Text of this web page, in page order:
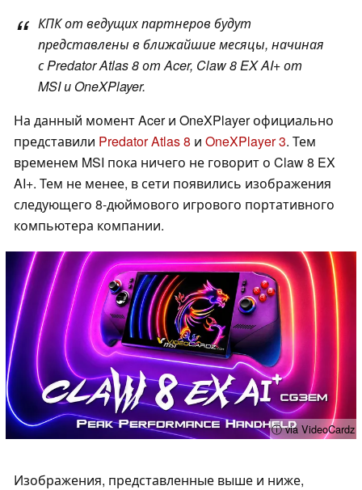
КПК от ведущих партнеров будут
представлены в ближайшие месяцы, начиная
с Predator Atlas 8 от Acer, Claw 8 EX AI+ от
MSI и OneXPlayer.
На данный момент Acer и OneXPlayer официально
представили Predator Atlas 8 и OneXPlayer 3. Тем
временем MSI пока ничего не говорит о Claw 8 EX
AI+. Тем не менее, в сети появились изображения
следующего 8-дюймового игрового портативного
компьютера компании.
ⓘ via VideoCardz
Изображения, представленные выше и ниже,